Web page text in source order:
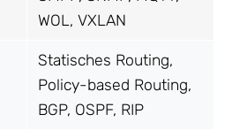
WOL, VXLAN
Statisches Routing,
Policy-based Routing,
BGP, OSPF, RIP